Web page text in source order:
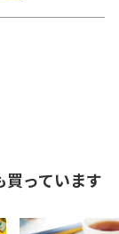
買っています